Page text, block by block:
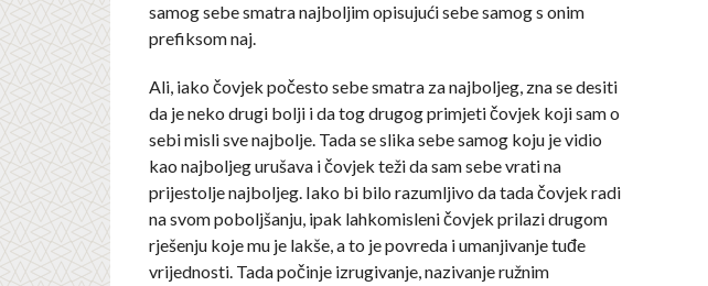
samog sebe smatra najboljim opisujući sebe samog s onim
prefiksom naj.
Ali, iako čovjek počesto sebe smatra za najboljeg, zna se desiti
da je neko drugi bolji i da tog drugog primjeti čovjek koji sam o
sebi misli sve najbolje. Tada se slika sebe samog koju je vidio
kao najboljeg urušava i čovjek teži da sam sebe vrati na
prijestolje najboljeg. Iako bi bilo razumljivo da tada čovjek radi
na svom poboljšanju, ipak lahkomisleni čovjek prilazi drugom
rješenju koje mu je lakše, a to je povreda i umanjivanje tuđe
vrijednosti. Tada počinje izrugivanje, nazivanje ružnim